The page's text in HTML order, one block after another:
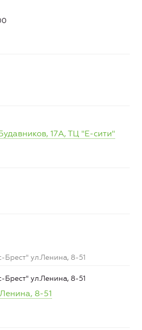
17А, ТЦ "Е-сити"
ул.Ленина, 8-51
ул.Ленина, 8-51
8-51